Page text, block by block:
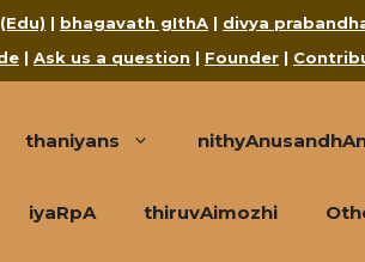
| bhagavath gIthA | divya
| Ask us a question | Founder |
thaniyans
iyaRpA thiruvAimozhi